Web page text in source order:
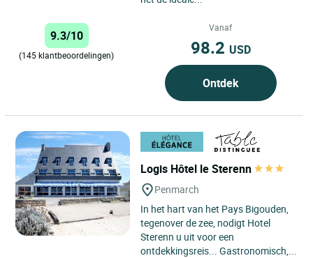
9.3/10
(145 klantbeoordelingen)
Vanaf
98.2 USD
Ontdek
Logis Hôtel le Sterenn
Penmarch
In het hart van het Pays Bigouden,
tegenover de zee, nodigt Hotel
Sterenn u uit voor een
ontdekkingsreis... Gastronomisch,...